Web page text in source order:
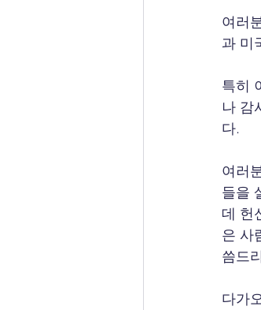
여러
과 미
특히
나 감
다.
여러
들을
데 헌
은 사
씀드
다가